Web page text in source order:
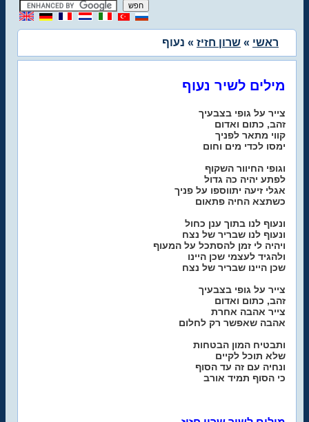
ראשי » שרון חזיז » נעוף
מילים לשיר נעוף
צייר על גופי בצבעיך
זהב, כתום ואדום
קווי מתאר לפניך
ימסו לכדי מים וחום
וגופי החיוור השקוף
לפתע יהיה כה גדול
אגלי זיעה יתווספו על פניך
כשתצא החיה פתאום
ונעוף לנו בתוך ענן כחול
ונעוף לנו שבריר של נצח
ויהיה לי זמן להסתכל על המעוף
ולהגיד לעצמי שכן היינו
שכן היינו שבריר של נצח
צייר על גופי בצבעיך
זהב, כתום ואדום
צייר אהבה אחרת
אהבה שאפשר רק לחלום
ותבטיח המון הבטחות
שלא תוכל לקיים
ונחיה עם זה עד הסוף
כי הסוף תמיד אורב